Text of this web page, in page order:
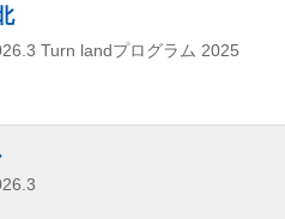
Turn landプログラム 2025